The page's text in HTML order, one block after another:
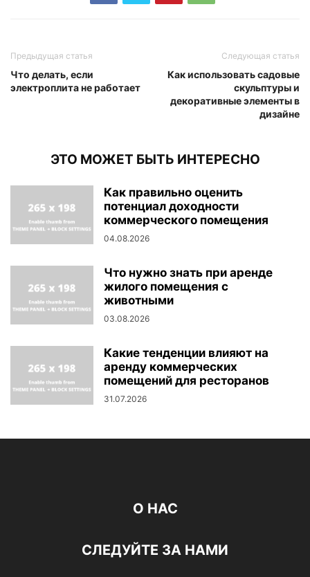
Предыдущая статья
Что делать, если
электроплита не работает
Следующая статья
Как использовать садовые
скульптуры и
декоративные элементы в
дизайне
ЭТО МОЖЕТ БЫТЬ ИНТЕРЕСНО
Как правильно оценить
потенциал доходности
коммерческого помещения
04.08.2026
Что нужно знать при аренде
жилого помещения с
животными
03.08.2026
Какие тенденции влияют на
аренду коммерческих
помещений для ресторанов
31.07.2026
О НАС
СЛЕДУЙТЕ ЗА НАМИ